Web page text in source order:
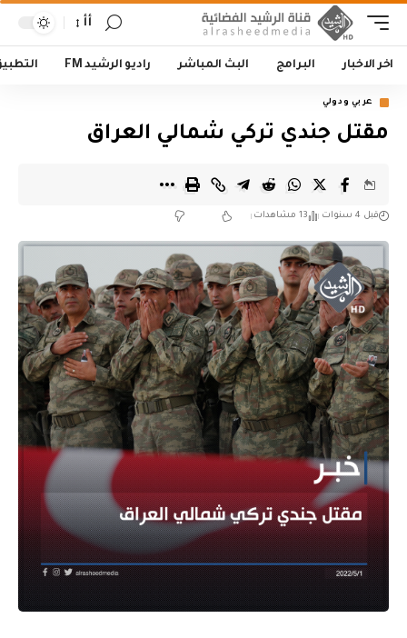
أأ
اخر الاخبار البرامج البث المباشر راديو الرشيد FM
عربي ودولي
مقتل جندي تركي شمالي العراق
قبل 4 سنوات 13 مشاهدات